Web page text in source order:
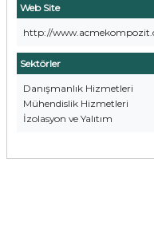
Web Site
http://
Sektörler
Danışmanlık Hizmetleri
Mühendislik Hizmetleri
İzolasyon ve Yalıtım